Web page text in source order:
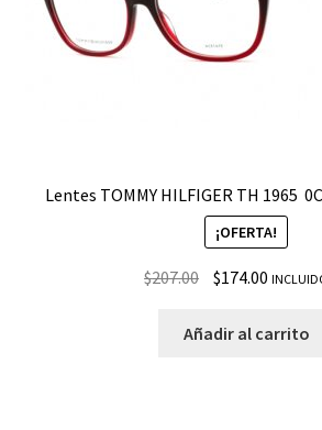
Lentes TOMMY HILFIGER TH 1965
¡OFERTA!
$207.00 $174.00
Añadir al carrito